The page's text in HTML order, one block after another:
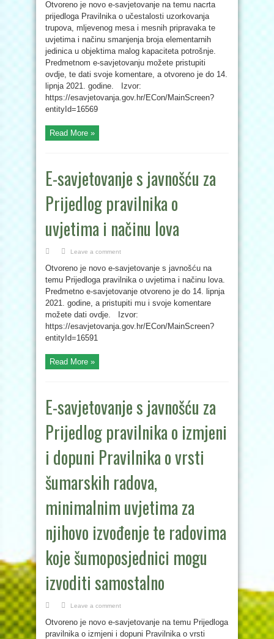
Otvoreno je novo e-savjetovanje na temu nacrta
prijedloga Pravilnika o učestalosti uzorkovanja
trupova, mljevenog mesa i mesnih pripravaka te
uvjetima i načinu smanjenja broja elementarnih
jedinica u objektima malog kapaciteta potrošnje.
Predmetnom e-savjetovanju možete pristupiti
ovdje, te dati svoje komentare, a otvoreno je do 14.
lipnja 2021. godine. Izvor:
https://esavjetovanja.gov.hr/ECon/MainScreen?
entityId=16569
Read More »
E-savjetovanje s javnošću za
Prijedlog pravilnika o
uvjetima i načinu lova
Leave a comment
Otvoreno je novo e-savjetovanje s javnošću na
temu Prijedloga pravilnika o uvjetima i načinu lova.
Predmetno e-savjetovanje otvoreno je do 14. lipnja
2021. godine, a pristupiti mu i svoje komentare
možete dati ovdje. Izvor:
https://esavjetovanja.gov.hr/ECon/MainScreen?
entityId=16591
Read More »
E-savjetovanje s javnošću za
Prijedlog pravilnika o izmjeni
i dopuni Pravilnika o vrsti
šumarskih radova,
minimalnim uvjetima za
njihovo izvođenje te radovima
koje šumoposjednici mogu
izvoditi samostalno
Leave a comment
Otvoreno je novo e-savjetovanje na temu Prijedloga
pravilnika o izmjeni i dopuni Pravilnika o vrsti